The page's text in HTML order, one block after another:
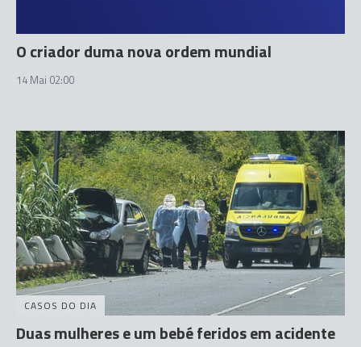
O criador duma nova ordem mundial
14 Mai 02:00
CASOS DO DIA
Duas mulheres e um bebé feridos em acidente